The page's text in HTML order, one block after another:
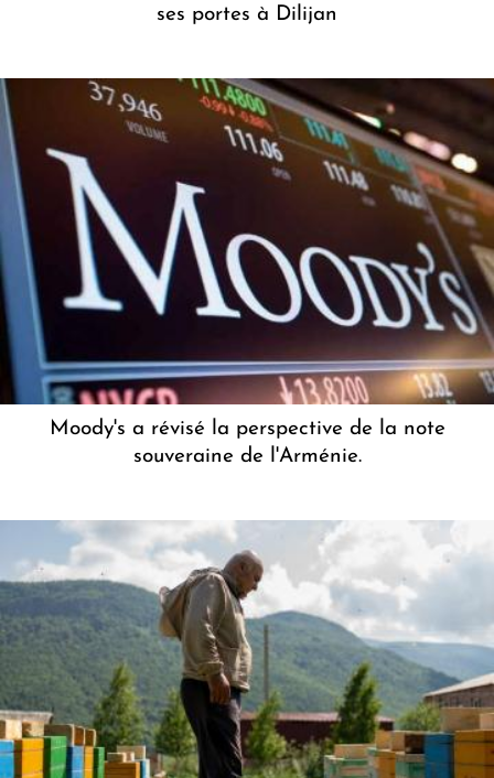
ses portes à Dilijan
Moody's a révisé la perspective de la note
souveraine de l'Arménie.